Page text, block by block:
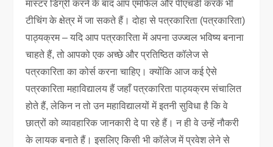
मास्टर डिग्री करने के बाद आप एमफिल और पीएचडी करके भी
टीचिंग के क्षेत्र में जा सकते हैं। दोहा से पत्रकारिता (पत्रकारिता)
पाठ्यक्रम – यदि आप पत्रकारिता में अपना उज्ज्वल भविष्य बनाना
चाहते हैं, तो आपको एक अच्छे और प्रतिष्ठित कॉलेज से
पत्रकारिता का कोर्स करना चाहिए। क्योंकि आज कई ऐसे
पत्रकारिता महाविद्यालय हैं जहाँ पत्रकारिता पाठ्यक्रम संचालित
होते हैं, लेकिन न तो उन महाविद्यालयों में इतनी सुविधा है कि वे
छात्रों को व्यावहारिक जानकारी दे पा रहे हैं। न ही वे उन्हें नौकरी
के लायक बनाते हैं। इसलिए किसी भी कॉलेज में प्रवेश लेने से